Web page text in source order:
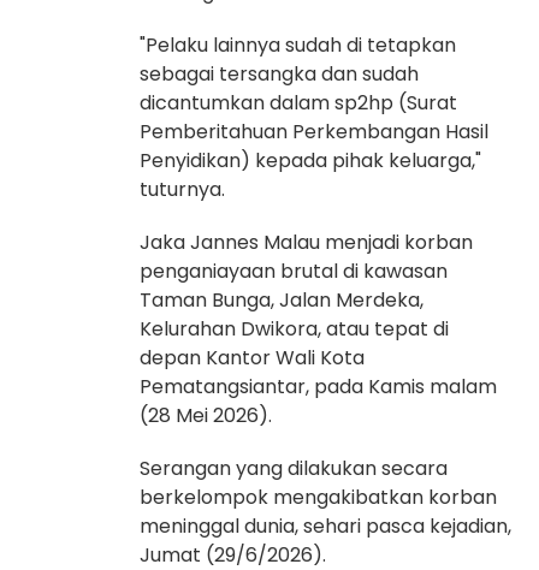
"Pelaku lainnya sudah di tetapkan
sebagai tersangka dan sudah
dicantumkan dalam sp2hp (Surat
Pemberitahuan Perkembangan Hasil
Penyidikan) kepada pihak keluarga,"
tuturnya.
Jaka Jannes Malau menjadi korban
penganiayaan brutal di kawasan
Taman Bunga, Jalan Merdeka,
Kelurahan Dwikora, atau tepat di
depan Kantor Wali Kota
Pematangsiantar, pada Kamis malam
(28 Mei 2026).
Serangan yang dilakukan secara
berkelompok mengakibatkan korban
meninggal dunia, sehari pasca kejadian,
Jumat (29/6/2026).